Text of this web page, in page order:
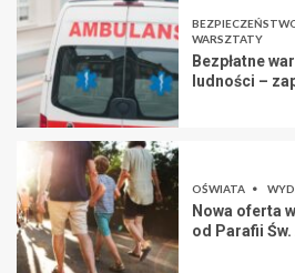
WARSZTATY
Bezpłatne
ludności –
OŚWIATA
Nowa oferta
od Parafii